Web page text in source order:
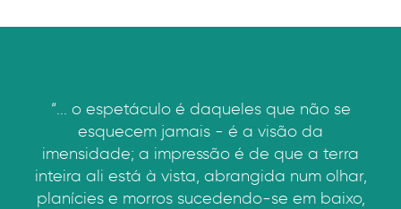
“... o espetáculo é daqueles que não se
esquecem jamais - é a visão da
imensidade; a impressão é de que a terra
inteira ali está à vista, abrangida num olhar,
planícies e morros sucedendo-se em baixo,